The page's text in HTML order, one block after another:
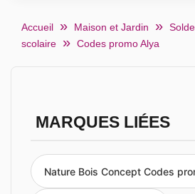
Accueil Maison et Jardin
scolaire
Codes promo Alya
MARQUES LIÉES
Nature Bois Concept Codes